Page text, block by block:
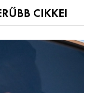
CIKKEI